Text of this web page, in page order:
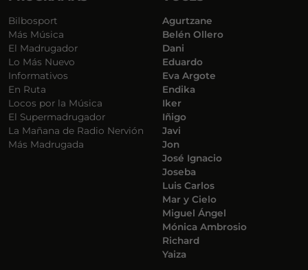
Bilbosport
Más Música
El Madrugador
Lo Más Nuevo
Informativos
En Ruta
Locos por la Música
El Supermadrugador
La Mañana de Radio Nervión
Más Madrugada
Agurtzane
Belén Ollero
Dani
Eduardo
Eva Argote
Endika
Iker
Iñigo
Javi
Jon
José Ignacio
Joseba
Luis Carlos
Mar y Cielo
Miguel Ángel
Mónica Ambrosio
Richard
Yaiza